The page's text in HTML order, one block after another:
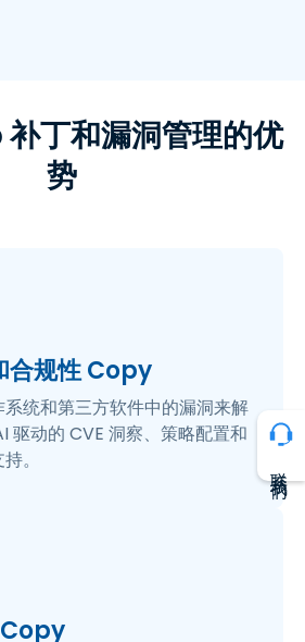
丁和漏洞管理的优
势
合规性 Copy
统和第三方软件中的漏洞来解
驱动的 CVE 洞察、策略配置和
。
Copy